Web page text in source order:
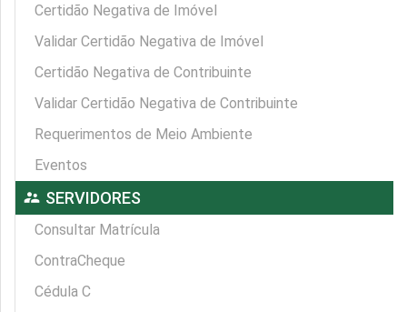
Certidão Negativa de Imóvel
Validar Certidão Negativa de Imóvel
Certidão Negativa de Contribuinte
Validar Certidão Negativa de Contribuinte
Requerimentos de Meio Ambiente
Eventos
supervisor_account SERVIDORES
Consultar Matrícula
ContraCheque
Cédula C